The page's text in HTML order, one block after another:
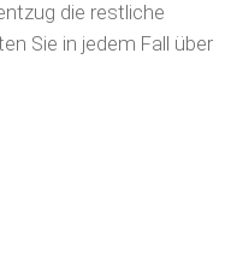
die restliche
Sie in jedem Fall über